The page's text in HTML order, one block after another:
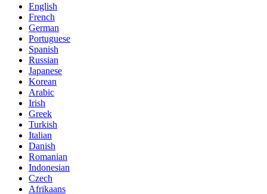
English
French
German
Portuguese
Spanish
Russian
Japanese
Korean
Arabic
Irish
Greek
Turkish
Italian
Danish
Romanian
Indonesian
Czech
Afrikaans